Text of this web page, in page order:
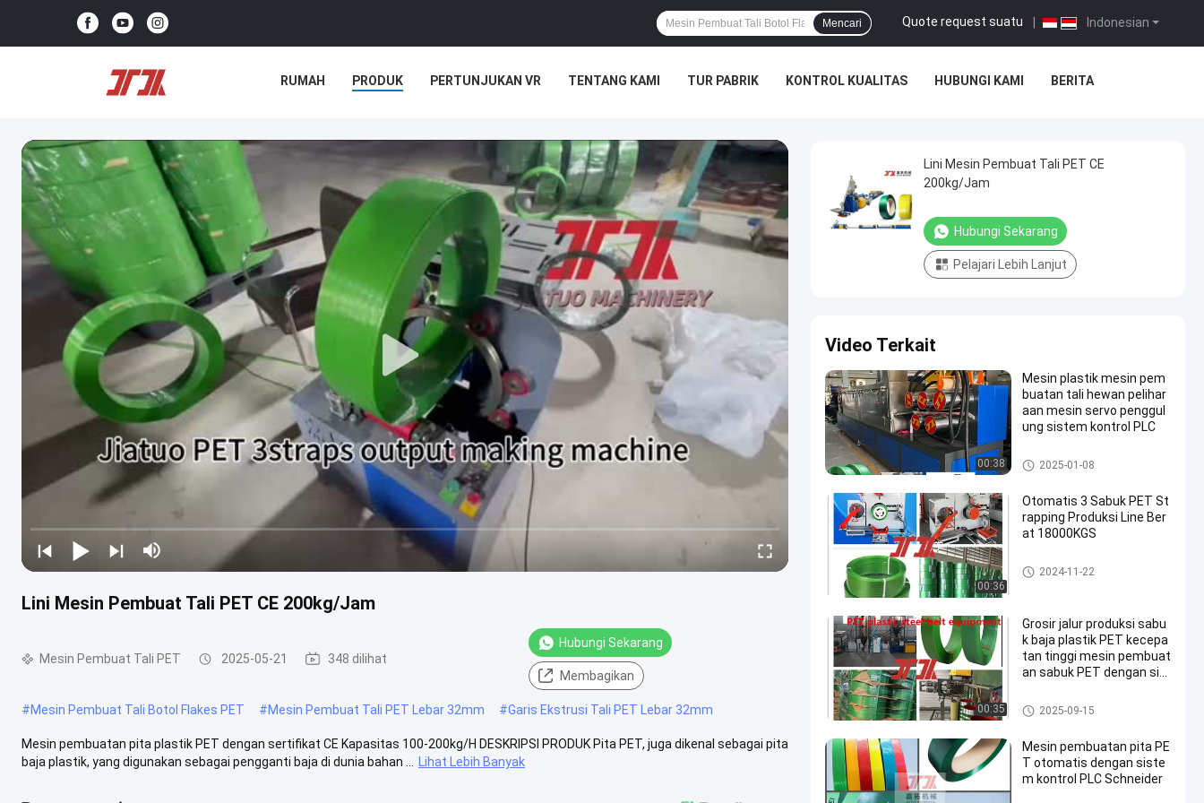
Indonesian
Quote request suatu
Mencari
RUMAH PRODUK PERTUNJUKAN VR TENTANG KAMI TUR PABRIK KONTROL KUALITAS HUBUNGI KAMI BERITA
Lini Mesin Pembuat Tali PET CE 200kg/Jam
Mesin Pembuat Tali PET 2025-05-21 348 dilihat
Hubungi Sekarang
Membagikan
#Mesin Pembuat Tali Botol Flakes PET #Mesin Pembuat Tali PET Lebar 32mm #Garis Ekstrusi Tali PET Lebar 32mm
Mesin pembuatan pita plastik PET dengan sertifikat CE Kapasitas 100-200kg/H DESKRIPSI PRODUK Pita PET, juga dikenal sebagai pita
baja plastik, yang digunakan sebagai pengganti baja di dunia bahan ...
Lihat Lebih Banyak
Lini Mesin Pembuat Tali PET CE
200kg/Jam
Hubungi Sekarang
Pelajari Lebih Lanjut
Video Terkait
00:38
Mesin plastik mesin pem
buatan tali hewan pelihar
aan mesin servo penggul
ung sistem kontrol PLC
Mesin Pembuat Tali PET
2025-01-08
00:36
Otomatis 3 Sabuk PET St
rapping Produksi Line Ber
at 18000KGS
Mesin Pembuat Tali PET
2024-11-22
00:35
Grosir jalur produksi sabu
k baja plastik PET kecepa
tan tinggi mesin pembuat
an sabuk PET dengan sis
pengeringan
Mesin Pembuat Tali PET
2025-09-15
Mesin pembuatan pita PE
T otomatis dengan siste
m kontrol PLC Schneider